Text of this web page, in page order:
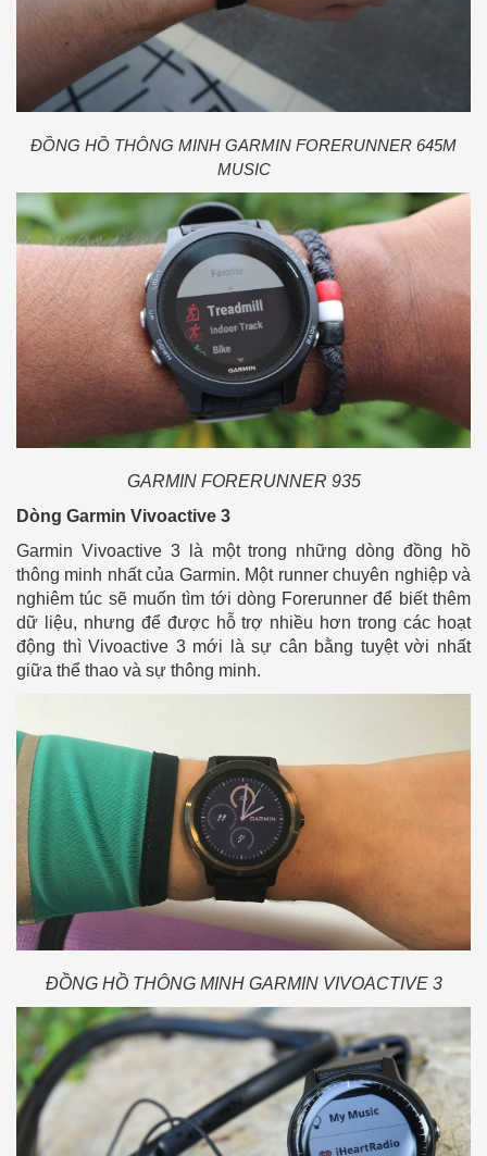
ĐỒNG HỒ THÔNG MINH GARMIN FORERUNNER 645M
MUSIC
GARMIN FORERUNNER 935
Dòng Garmin Vivoactive 3
Garmin Vivoactive 3 là một trong những dòng đồng hồ
thông minh nhất của Garmin. Một runner chuyên nghiệp và
nghiêm túc sẽ muốn tìm tới dòng Forerunner để biết thêm
dữ liệu, nhưng để được hỗ trợ nhiều hơn trong các hoạt
động thì Vivoactive 3 mới là sự cân bằng tuyệt vời nhất
giữa thể thao và sự thông minh.
ĐỒNG HỒ THÔNG MINH GARMIN VIVOACTIVE 3